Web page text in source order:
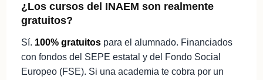
¿Los cursos del INAEM son realmente
gratuitos?
Sí. 100% gratuitospara el alumnado. Financiados
con fondos del SEPE estatal y del Fondo Social
Europeo (FSE). Si una academia te cobra por un